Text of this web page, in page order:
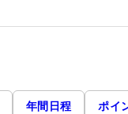
年間日程 ポイ